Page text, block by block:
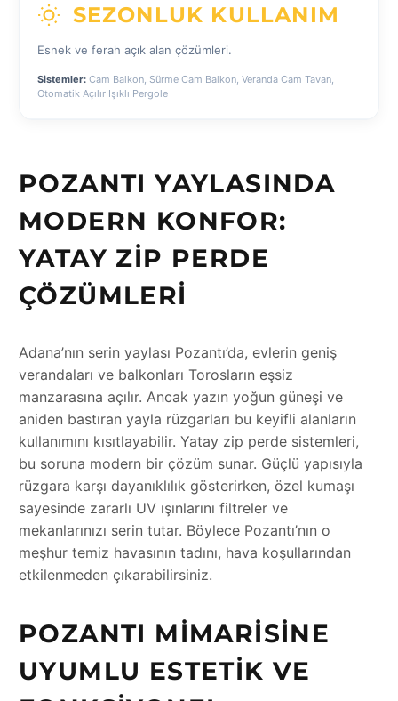
SEZONLUK KULLANIM
Esnek ve ferah açık alan çözümleri.
Sistemler: Cam Balkon, Sürme Cam Balkon, Veranda Cam Tavan,
Otomatik Açılır Işıklı Pergole
POZANTI YAYLASINDA
MODERN KONFOR:
YATAY ZIP PERDE
ÇÖZÜMLERI
Adana’nın serin yaylası Pozantı’da, evlerin geniş
verandaları ve balkonları Torosların eşsiz
manzarasına açılır. Ancak yazın yoğun güneşi ve
aniden bastıran yayla rüzgarları bu keyifli alanların
kullanımını kısıtlayabilir. Yatay zip perde sistemleri,
bu soruna modern bir çözüm sunar. Güçlü yapısıyla
rüzgara karşı dayanıklılık gösterirken, özel kumaşı
sayesinde zararlı UV ışınlarını filtreler ve
mekanlarınızı serin tutar. Böylece Pozantı’nın o
meşhur temiz havasının tadını, hava koşullarından
etkilenmeden çıkarabilirsiniz.
POZANTI MIMARISINE
UYUMLU ESTETIK VE